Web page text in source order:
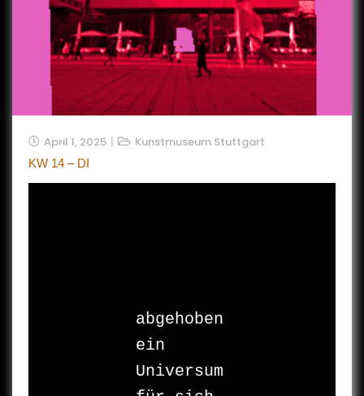
April 1, 2025 Kunstmuseum Stuttgart
KW 14 – DI
abgehoben
ein
Universum